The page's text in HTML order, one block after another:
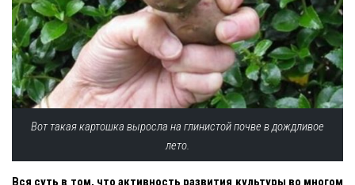
Вот такая картошка выросла на глинистой почве в дождливое
лето.
Вся суть в том, что активность развития культуры во многом